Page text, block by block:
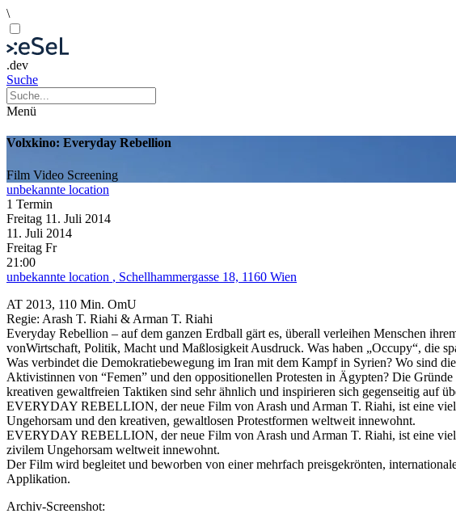
\
.dev
Suche
Menü
Volxkino: Everyday Rebellion
Film Video Screening
unbekannte location
1 Termin
Freitag 11. Juli 2014
11. Juli 2014
Freitag Fr
21:00
unbekannte location , Schellhammergasse 18, 1160 Wien
AT 2013, 110 Min. OmU
Regie: Arash T. Riahi & Arman T. Riahi
Everyday Rebellion – auf dem ganzen Erdball gärt es, überall verleihen Menschen
vonWirtschaft, Politik, Macht und Maßlosigkeit Ausdruck. Was haben „Occupy“, die
Was verbindet die Demokratiebewegung im Iran mit dem Kampf in Syrien? Wo sind
Aktivistinnen von “Femen” und den oppositionellen Protesten in Ägypten? Die
kreativen gewaltfreien Taktiken sind sehr ähnlich und inspirieren sich gegenseitig auf
EVERYDAY REBELLION, der neue Film von Arash und Arman T. Riahi, ist eine
Ungehorsam und den kreativen, gewaltlosen Protestformen weltweit innewohnt.
EVERYDAY REBELLION, der neue Film von Arash und Arman T. Riahi, ist eine
zivilem Ungehorsam weltweit innewohnt.
Der Film wird begleitet und beworben von einer mehrfach preisgekrönten,
Applikation.
Archiv-Screenshot: